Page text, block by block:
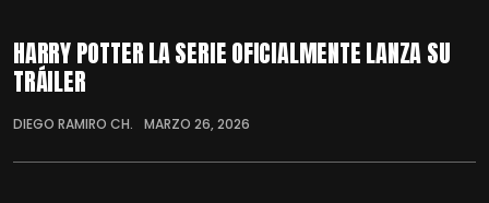
HARRY POTTER LA SERIE OFICIALMENTE LANZA SU
TRÁILER
DIEGO RAMIRO CH. MARZO 26, 2026